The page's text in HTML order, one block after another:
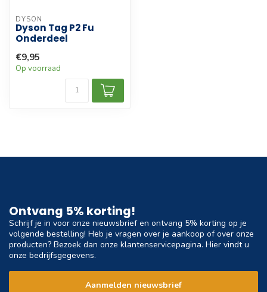
DYSON
Dyson Tag P2 Fu
Onderdeel
€9,95
Op voorraad
Ontvang 5% korting!
Schrijf je in voor onze nieuwsbrief en ontvang 5% korting op je
volgende bestelling! Heb je vragen over je aankoop of over onze
producten? Bezoek dan onze klantenservicepagina. Hier vindt u
onze bedrijfsgegevens.
Aanmelden nieuwsbrief